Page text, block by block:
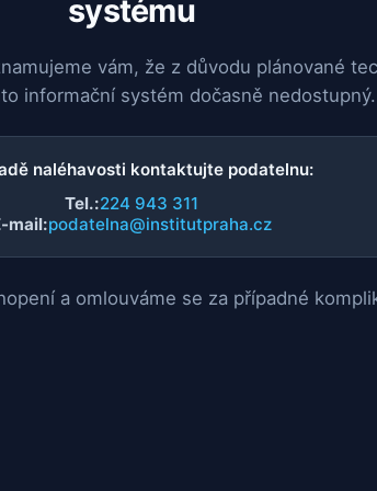
systému
vám, že z důvodu plánované
informační systém dočasně nedostupný.
naléhavosti kontaktujte podatelnu:
Tel.:224 943 311
mail:podatelna@institutpraha.cz
a omlouváme se za případné